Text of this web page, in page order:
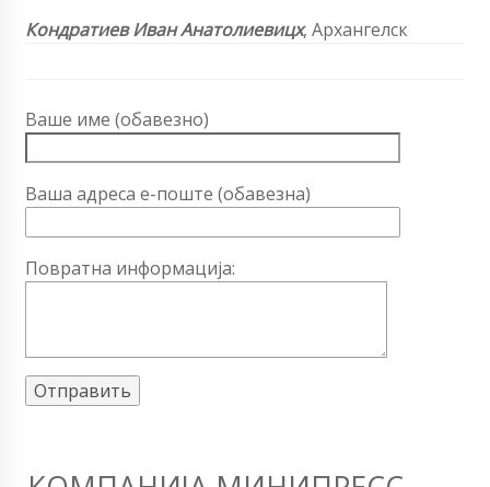
Кондратиев Иван Анатолиевицх, Архангелск
Ваше име (обавезно)
Ваша адреса е-поште (обавезна)
Повратна информација: